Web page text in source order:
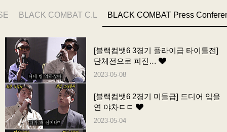
BLACK COMBAT C.L BLACK COMBAT Press
[블랙컴뱃6 3경기 플라이급 타이틀전]
단체전으로 퍼진…
2023-05-08
[블랙컴뱃6 2경기 미들급] 드디어 입을
연 야차ㄷㄷ
2023-05-04